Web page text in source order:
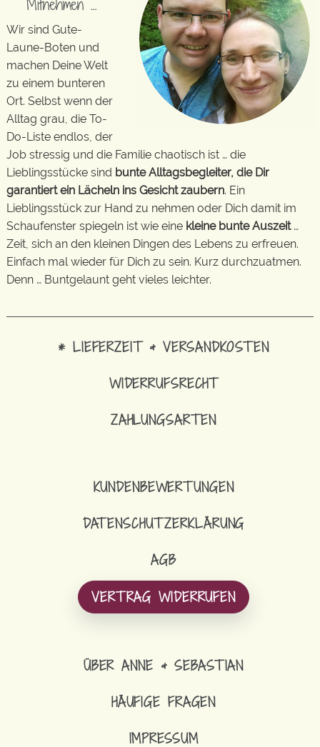
Wir sind Gute-
Laune-Boten und
machen Deine Welt
zu einem bunteren
Ort. Selbst wenn der
Alltag grau, die To-
Do-Liste endlos, der
Job stressig und die Familie chaotisch ist … die
Lieblingsstücke sind bunte Alltagsbegleiter, die Dir
garantiert ein Lächeln ins Gesicht zaubern. Ein
Lieblingsstück zur Hand zu nehmen oder Dich damit im
Schaufenster spiegeln ist wie eine kleine bunte Auszeit…
Zeit, sich an den kleinen Dingen des Lebens zu erfreuen.
Einfach mal wieder für Dich zu sein. Kurz durchzuatmen.
Denn … Buntgelaunt geht vieles leichter.
* LIEFERZEIT & VERSANDKOSTEN
WIDERRUFSRECHT
ZAHLUNGSARTEN
KUNDENBEWERTUNGEN
DATENSCHUTZERKLÄRUNG
AGB
VERTRAG WIDERRUFEN
ÜBER ANNE & SEBASTIAN
HÄUFIGE FRAGEN
IMPRESSUM